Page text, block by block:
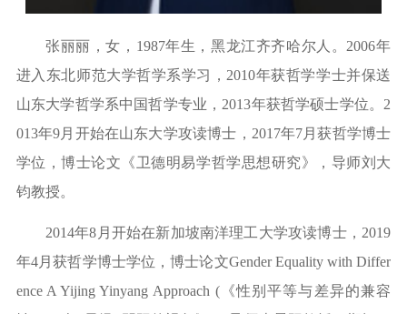
张丽丽，女， 1987年生，黑龙江齐齐哈尔人。2006年
进入东北师范大学哲学系学习，2010年获哲学学士并保送
山东大学哲学系中国哲学专业，2013年获哲学硕士学位。2
013年9月开始在山东大学攻读博士，2017年7月获哲学博士
学位，博士论文《卫德明易学哲学思想研究》，导师刘大
钧教授。
2014年8月开始在新加坡南洋理工大学攻读博士，2019
年4月获哲学博士学位，博士论文Gender Equality with Differ
ence AYijing Yinyang Approach (《性别平等与差异的兼容